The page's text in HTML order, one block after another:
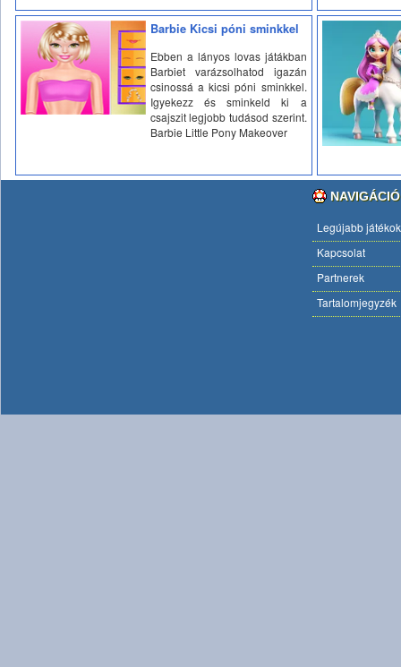
Barbie Kicsi póni sminkkel
Ebben a lányos lovas játákban
Barbiet varázsolhatod igazán
csinossá a kicsi póni sminkkel.
Igyekezz és sminkeld ki a
csajszit legjobb tudásod szerint.
Barbie Little Pony Makeover
Legújabb játékok
Kapcsolat
Partnerek
Tartalomjegyzék